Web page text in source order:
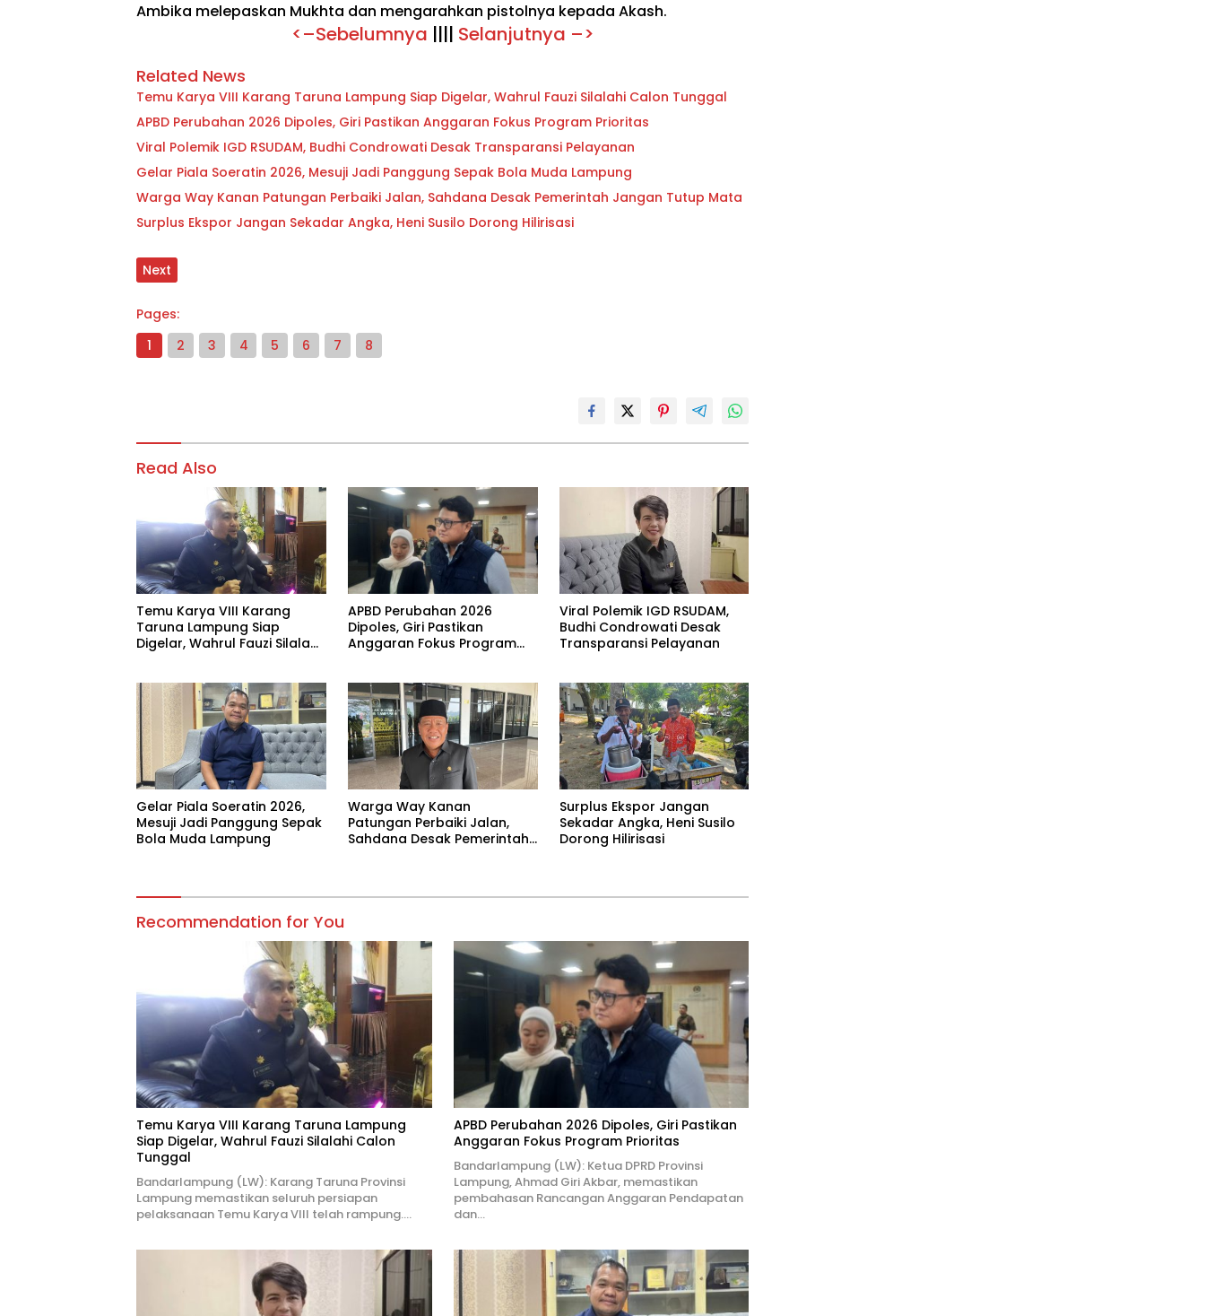
Ambika melepaskan Mukhta dan mengarahkan pistolnya kepada Akash.
<–Sebelumnya |||| Selanjutnya –>
Related News
Temu Karya VIII Karang Taruna Lampung Siap Digelar, Wahrul Fauzi Silalahi Calon Tunggal
APBD Perubahan 2026 Dipoles, Giri Pastikan Anggaran Fokus Program Prioritas
Viral Polemik IGD RSUDAM, Budhi Condrowati Desak Transparansi Pelayanan
Gelar Piala Soeratin 2026, Mesuji Jadi Panggung Sepak Bola Muda Lampung
Warga Way Kanan Patungan Perbaiki Jalan, Sahdana Desak Pemerintah Jangan Tutup Mata
Surplus Ekspor Jangan Sekadar Angka, Heni Susilo Dorong Hilirisasi
Next
Pages:
1
2 3 4 5 6 7 8
Read Also
Temu Karya VIII Karang
Taruna Lampung Siap
Digelar, Wahrul Fauzi Silalahi
APBD Perubahan 2026
Dipoles, Giri Pastikan
Anggaran Fokus Program
Viral Polemik IGD RSUDAM,
Budhi Condrowati Desak
Transparansi Pelayanan
Gelar Piala Soeratin 2026,
Mesuji Jadi Panggung Sepak
Bola Muda Lampung
Warga Way Kanan
Patungan Perbaiki Jalan,
Sahdana Desak Pemerintah
Surplus Ekspor Jangan
Sekadar Angka, Heni Susilo
Dorong Hilirisasi
Recommendation for You
Temu Karya VIII Karang Taruna Lampung
Siap Digelar, Wahrul Fauzi Silalahi Calon
Tunggal
Bandarlampung (LW): Karang Taruna Provinsi
Lampung memastikan seluruh persiapan
pelaksanaan Temu Karya VIII telah rampung….
APBD Perubahan 2026 Dipoles, Giri Pastikan
Anggaran Fokus Program Prioritas
Bandarlampung (LW): Ketua DPRD Provinsi
Lampung, Ahmad Giri Akbar, memastikan
pembahasan Rancangan Anggaran Pendapatan
dan…